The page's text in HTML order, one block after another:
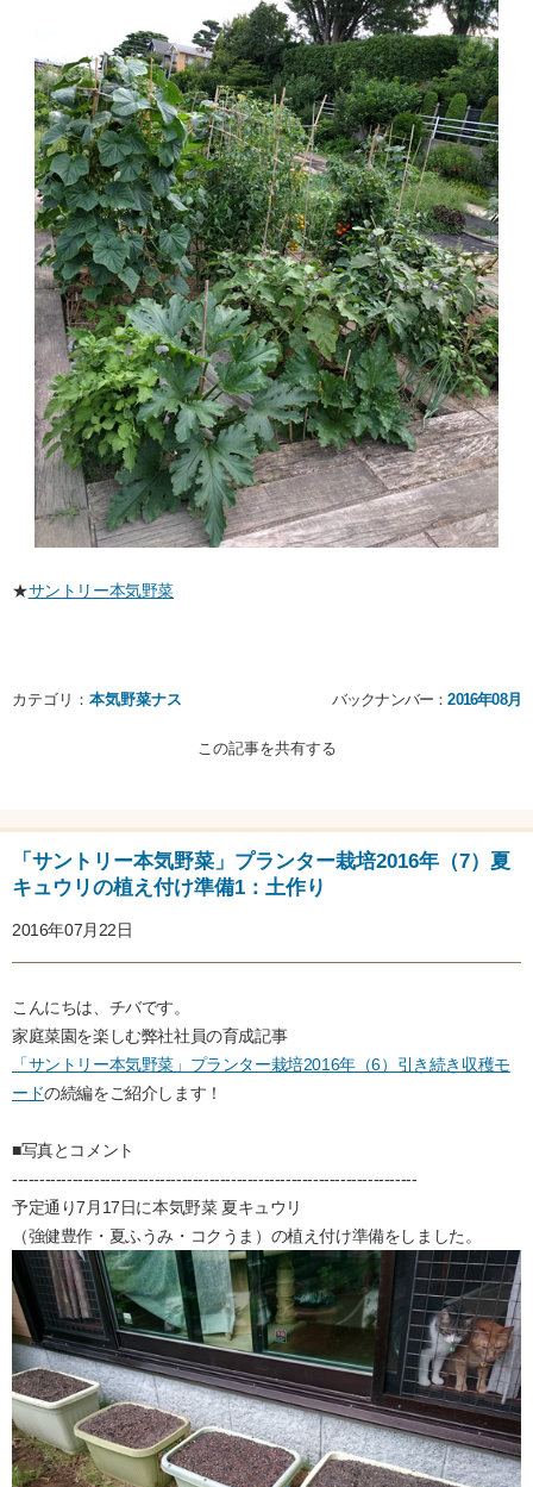
★サントリー本気野菜
カテゴリ： 本気野菜ナス バックナンバー：2016年08月
この記事を共有する
「サントリー本気野菜」プランター栽培2016年（7）夏
キュウリの植え付け準備1：土作り
2016年07月22日
こんにちは、チバです。
家庭菜園を楽しむ弊社社員の育成記事
「サントリー本気野菜」プランター栽培2016年（6）引き続き収穫モ
ードの続編をご紹介します！
■写真とコメント
--------------------------------------------------------------------------
予定通り7月17日に本気野菜 夏キュウリ
（強健豊作・夏ふうみ・コクうま）の植え付け準備をしました。